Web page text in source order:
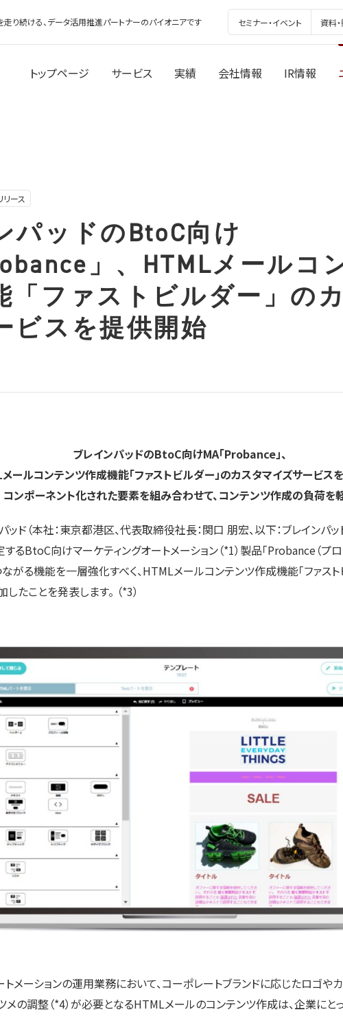
り続ける、データ活用推進パートナーのパイオニアです セミナー・イベント 資料
トップページ サービス 実績 会社情報 IR情報
リース
パッドのBtoC向け
」、HTMLメールコ
「ファストビルダー」の
ビスを提供開始
ブレインパッドのBtoC向けMA「Probance」、
ールコンテンツ作成機能「ファストビルダー」のカスタマイズサービス
コンポーネント化された要素を組み合わせて、コンテンツ作成の負荷を
ド（本社：東京都港区、代表取締役社長：関口 朋宏、以下：ブレインパ
るBtoC向けマーケティングオートメーション（*1）製品「Probance（プロ
る機能を一層強化すべく、HTMLメールコンテンツ作成機能「ファスト
たことを発表します。 （*3）
メーションの運用業務において、コーポレートブランドに応じたロゴや
メの調整（*4）が必要となるHTMLメールのコンテンツ作成は、企業に